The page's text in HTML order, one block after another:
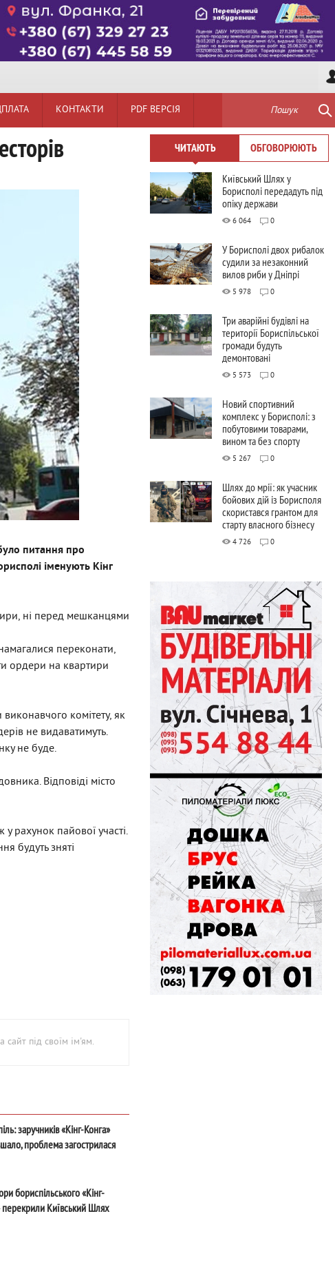
КОНТАКТИ PDF ВЕРСІЯ Пошук
питання про
іменують Кінг
ні перед мешканцями
переконати,
ордери на квартири
комітету, як
не видаватимуть.
не буде.
Відповіді місто
рахунок пайової участі.
будуть зняті
сайт під своїм ім'ям.
заручників «Кінг-Конга»
проблема загострилася
бориспільського «Кінг-
перекрили Київський Шлях
ЧИТАЮТЬ ОБГОВОРЮЮТЬ
Київський Шлях у
Борисполі передадуть під
опіку держави
6 064 0
У Борисполі двох рибалок
судили за незаконний
вилов риби у Дніпрі
5 978 0
Три аварійні будівлі на
території Бориспільської
громади будуть
демонтовані
5 573 0
Новий спортивний
комплекс у Борисполі: з
побутовими товарами,
вином та без спорту
5 267 0
Шлях до мрії: як учасник
бойових дій із Борисполя
скористався грантом для
старту власного бізнесу
4 726 0